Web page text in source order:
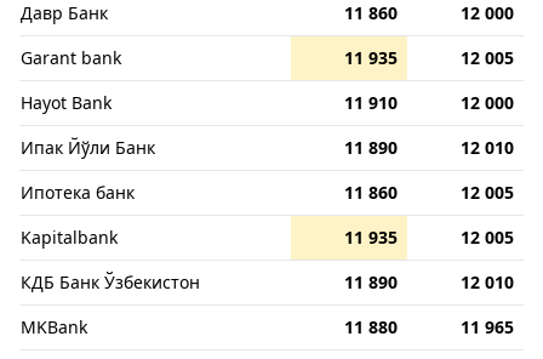
Давр Банк
11 860
12 000
Garant bank
11 935
12 005
Hayot Bank
11 910
12 000
Ипак Йўли Банк
11 890
12 010
Ипотека банк
11 860
12 005
Kapitalbank
11 935
12 005
КДБ Банк Ўзбекистон
11 890
12 010
MKBank
11 880
11 965